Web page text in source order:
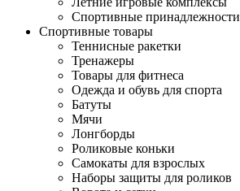
Спортивные принадлежности
Спортивные товары
Теннисные ракетки
Тренажеры
Товары для фитнеса
Одежда и обувь для спорта
Батуты
Мячи
Лонгборды
Роликовые коньки
Самокаты для взрослых
Наборы защиты для роликов